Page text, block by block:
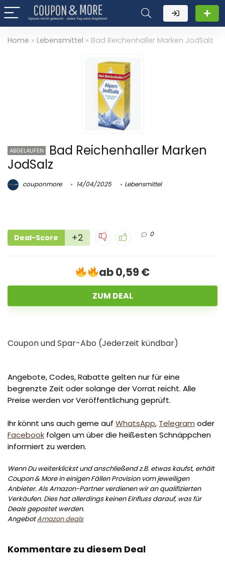
Home » Lebensmittel » Bad Reichenhaller Marken JodSalz
ABGELAUFEN
Bad Reichenhaller Marken
JodSalz
couponmore 14/04/2025 Lebensmittel
Deal-Score +2 0
ab 0,59 €
ZUM DEAL
Coupon und Spar-Abo (Jederzeit kündbar)
Angebote, Codes, Rabatte gelten nur für eine
begrenzte Zeit oder solange der Vorrat reicht. Alle
Preise werden vor Veröffentlichung geprüft.
Ihr könnt uns auch gerne auf WhatsApp, Telegram oder
Facebook folgen um über die heißesten Schnäppchen
informiert zu werden.
Wenn Du weiterklickst und anschließend z.B. etwas kaufst, erhält
Coupon & More in einigen Fällen Provision vom jeweiligen
Anbieter. Als Amazon-Partner verdienen wir an qualifizierten
Verkäufen. Dies hat allerdings keinen Einfluss darauf, was für
Deals gepostet werden.
AngebotAmazon deals
Kommentare zu diesem Deal